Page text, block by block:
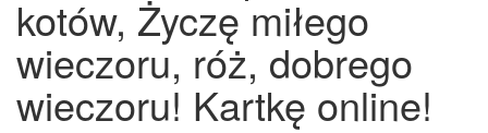
kotów, Życzę miłego
wieczoru, róż, dobrego
wieczoru! Kartkę online!